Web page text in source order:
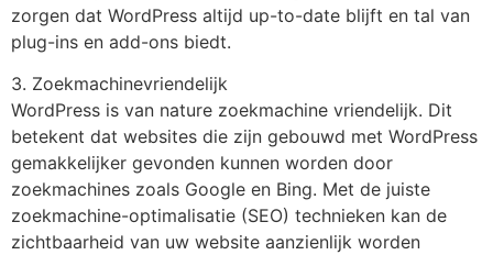
zorgen dat WordPress altijd up-to-date blijft en tal van
plug-ins en add-ons biedt.
3. Zoekmachinevriendelijk
WordPress is van nature zoekmachine vriendelijk. Dit
betekent dat websites die zijn gebouwd met WordPress
gemakkelijker gevonden kunnen worden door
zoekmachines zoals Google en Bing. Met de juiste
zoekmachine-optimalisatie (SEO) technieken kan de
zichtbaarheid van uw website aanzienlijk worden